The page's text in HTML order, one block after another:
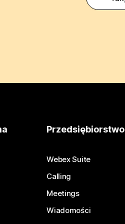
Przedsiębiorstwo
Webex Suite
Calling
Meetings
Wiadomości